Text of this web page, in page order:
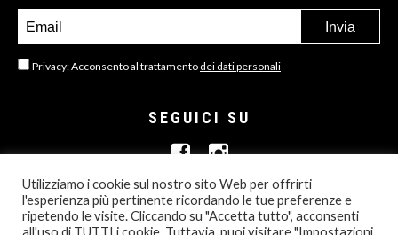
Privacy: Acconsento al trattamento dei dati personali
SEGUICI SU
Utilizziamo i cookie sul nostro sito Web per offrirti
l'esperienza più pertinente ricordando le tue preferenze e
ripetendo le visite. Cliccando su "Accetta tutto", acconsenti
all'uso di TUTTI i cookie. Tuttavia, puoi visitare "Impostazioni